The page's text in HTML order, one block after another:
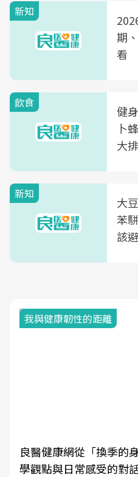
新知
期
看
飲食
健
卜
大
新知
大
苯
該
我與健康韌性的距離
良醫健康網從「換季的
學觀點與日常感受的對